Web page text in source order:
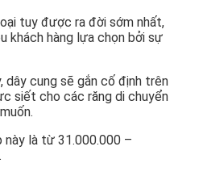
tuy được ra đời sớm nhất,
khách hàng lựa chọn bởi sự
dây cung sẽ gắn cố định trên
siết cho các răng di chuyển
này là từ 31.000.000 –